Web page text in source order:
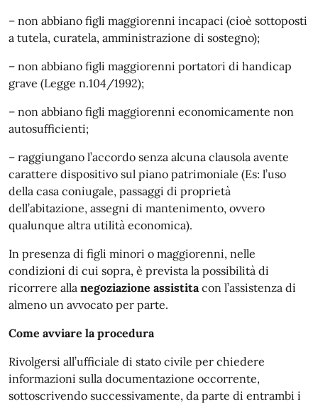
– non abbiano figli maggiorenni incapaci (cioè sottoposti
a tutela, curatela, amministrazione di sostegno);
– non abbiano figli maggiorenni portatori di handicap
grave (Legge n.104/1992);
– non abbiano figli maggiorenni economicamente non
autosufficienti;
– raggiungano l’accordo senza alcuna clausola avente
carattere dispositivo sul piano patrimoniale (Es: l’uso
della casa coniugale, passaggi di proprietà
dell’abitazione, assegni di mantenimento, ovvero
qualunque altra utilità economica).
In presenza di figli minori o maggiorenni, nelle
condizioni di cui sopra, è prevista la possibilità di
ricorrere alla negoziazione assistita con l’assistenza di
almeno un avvocato per parte.
Come avviare la procedura
Rivolgersi all’ufficiale di stato civile per chiedere
informazioni sulla documentazione occorrente,
sottoscrivendo successivamente, da parte di entrambi i